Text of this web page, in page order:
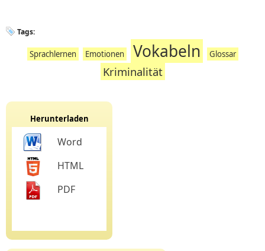
Tags:
Sprachlernen Emotionen Vokabeln Glossar
Kriminalität
Herunterladen
Word
HTML
PDF